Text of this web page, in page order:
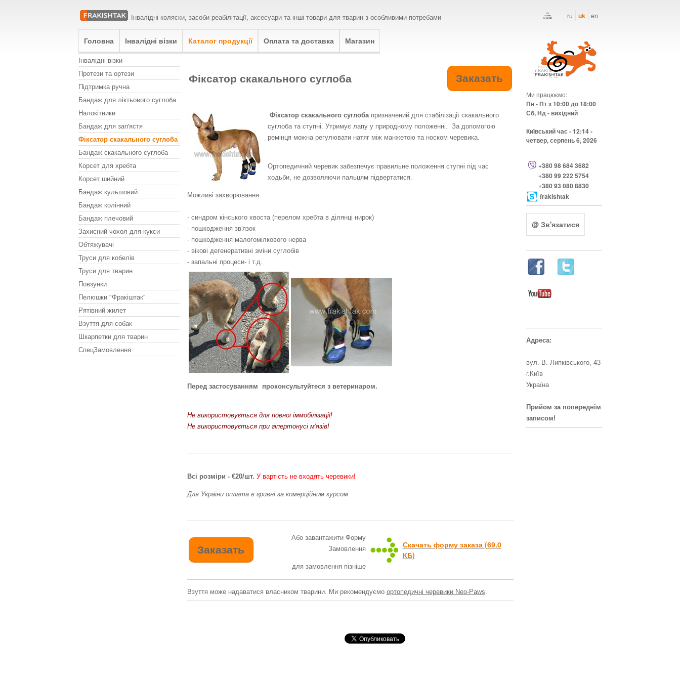
Інвалідні коляски, засоби реабілітації, аксесуари та інші товари для тварин з особливими потребами ru uk en
Головна Інвалідні візки Каталог продукції Оплата та доставка Магазин
Інвалідні візки
Протези та ортези
Підтримка ручна
Бандаж для ліктьового суглоба
Налокітники
Бандаж для зап'ястя
Фіксатор скакального суглоба
Бандаж скакального суглоба
Корсет для хребта
Корсет шийний
Бандаж кульшовий
Бандаж колінний
Бандаж плечовий
Захисний чохол для кукси
Обтяжувачі
Труси для кобелів
Труси для тварин
Повзунки
Пелюшки "Фракіштак"
Рятівний жилет
Взуття для собак
Шкарпетки для тварин
СпецЗамовлення
Фіксатор скакального суглоба
Фіксатор скакального суглобапризначений для стабілізації скакального
суглоба та ступні. Утримує лапу у природному положенні. За допомогою
ремінця можна регулювати натяг між манжетою та носком черевика.
Ортопедичний черевик забезпечує правильне положення ступні під час
ходьби, не дозволяючи пальцям підвертатися.
Можливі захворювання:
- синдром кінського хвоста (перелом хребта в ділянці нирок)
- пошкодження зв'язок
- пошкодження малогомілкового нерва
- вікові дегенеративні зміни суглобів
- запальні процеси- і т.д.
Перед застосуванням проконсультуйтеся з ветеринаром.
Не використовується для повної іммобілізації!
Не використовується при гіпертонусі м'язів!
Всі розміри - €20/шт. У вартість не входять черевики!
Для України оплата в гривні за комерційним курсом
Або завантажити Форму
Замовлення
для замовлення пізніше
Скачать форму заказа (69.0
КБ)
Взуття може надаватися власником тварини. Ми рекомендуємо ортопедичні черевики Neo-Paws.
Ми працюємо:
Пн - Пт з 10:00 до 18:00
Сб, Нд - вихідний
Київський час-12:14 -
четвер, серпень 6, 2026
+380 98 684 3682
+380 99 222 5754
+380 93 080 8830
frakishtak
@ Зв'язатися
Адреса:
вул. В. Липківського, 43
г.Київ
Україна
Прийом за попереднім
записом!